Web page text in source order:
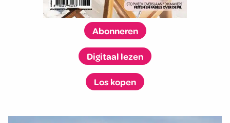
Abonneren
Digitaal lezen
Los kopen